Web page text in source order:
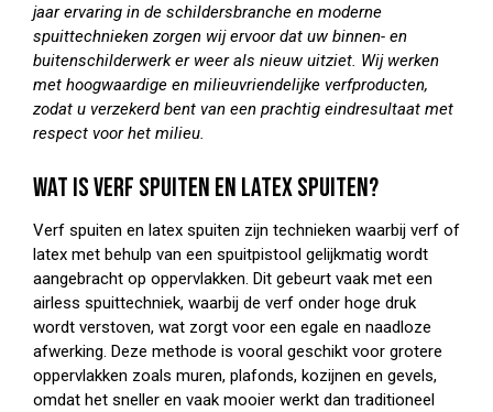
jaar ervaring in de schildersbranche en moderne
spuittechnieken zorgen wij ervoor dat uw binnen- en
buitenschilderwerk er weer als nieuw uitziet. Wij werken
met hoogwaardige en milieuvriendelijke verfproducten,
zodat u verzekerd bent van een prachtig eindresultaat met
respect voor het milieu.
WAT IS VERF SPUITEN EN LATEX SPUITEN?
Verf spuiten en latex spuiten zijn technieken waarbij verf of
latex met behulp van een spuitpistool gelijkmatig wordt
aangebracht op oppervlakken. Dit gebeurt vaak met een
airless spuittechniek, waarbij de verf onder hoge druk
wordt verstoven, wat zorgt voor een egale en naadloze
afwerking. Deze methode is vooral geschikt voor grotere
oppervlakken zoals muren, plafonds, kozijnen en gevels,
omdat het sneller en vaak mooier werkt dan traditioneel